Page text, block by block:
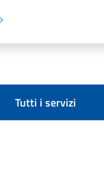
Tutti i servizi